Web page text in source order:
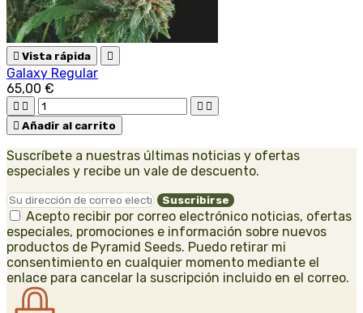
 Vista rápida 
Galaxy Regular
65,00 €
   
 Añadir al carrito
Suscríbete a nuestras últimas noticias y ofertas
especiales y recibe un vale de descuento.
Acepto recibir por correo electrónico noticias, ofertas
especiales, promociones e información sobre nuevos
productos de Pyramid Seeds. Puedo retirar mi
consentimiento en cualquier momento mediante el
enlace para cancelar la suscripción incluido en el correo.